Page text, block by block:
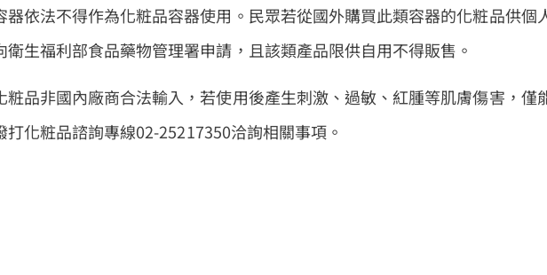
依法不得作為化粧品容器使用。民眾若從國外購買此類容器的化粧品供個
生福利部食品藥物管理署申請，且該類產品限供自用不得販售。
品非國內廠商合法輸入，若使用後產生刺激、過敏、紅腫等肌膚傷害，僅
化粧品諮詢專線02-25217350洽詢相關事項。